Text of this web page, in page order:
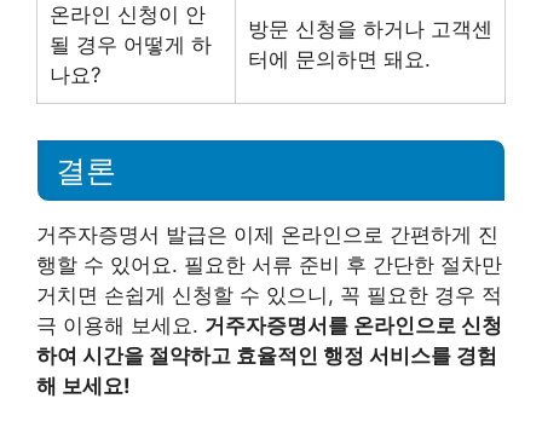
온라인 신청이 안
될 경우 어떻게 하
나요?
방문 신청을 하거나 고객센
터에 문의하면 돼요.
결론
거주자증명서 발급은 이제 온라인으로 간편하게 진
행할 수 있어요. 필요한 서류 준비 후 간단한 절차만
거치면 손쉽게 신청할 수 있으니, 꼭 필요한 경우 적
극 이용해 보세요. 거주자증명서를 온라인으로 신청
하여 시간을 절약하고 효율적인 행정 서비스를 경험
해 보세요!